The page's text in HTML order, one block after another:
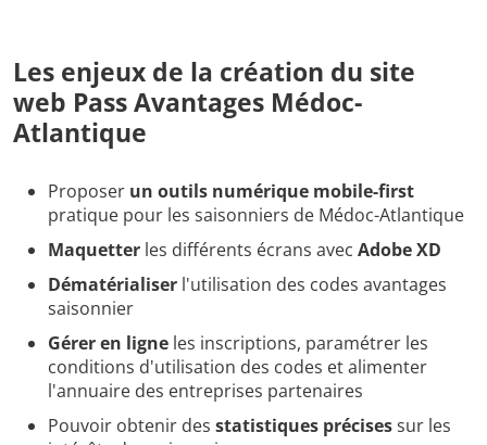
Les enjeux de la création du site
web Pass Avantages Médoc-
Atlantique
Proposer un outils numérique mobile-first
pratique pour les saisonniers de Médoc-Atlantique
Maquetter les différents écrans avec Adobe XD
Dématérialiser l'utilisation des codes avantages
saisonnier
Gérer en ligne les inscriptions, paramétrer les
conditions d'utilisation des codes et alimenter
l'annuaire des entreprises partenaires
Pouvoir obtenir des statistiques précisessur les